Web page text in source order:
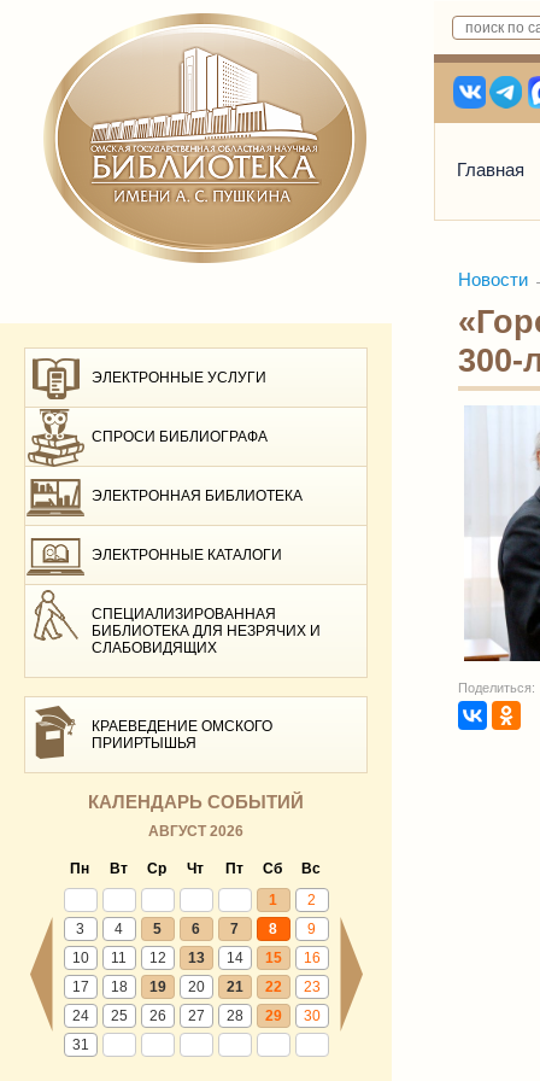
Главная
ЭЛЕКТРОННЫЕ УСЛУГИ
СПРОСИ БИБЛИОГРАФА
ЭЛЕКТРОННАЯ БИБЛИОТЕКА
ЭЛЕКТРОННЫЕ КАТАЛОГИ
СПЕЦИАЛИЗИРОВАННАЯ
БИБЛИОТЕКА ДЛЯ НЕЗРЯЧИХ И
СЛАБОВИДЯЩИХ
КРАЕВЕДЕНИЕ ОМСКОГО
ПРИИРТЫШЬЯ
КАЛЕНДАРЬ СОБЫТИЙ
АВГУСТ 2026
Пн Вт Ср Чт Пт Сб
Вс
1
2
3
4 5 6 7 8
9
10
11 12 13 14 15
16
17
18 19 20 21 22
23
24
25 26 27 28 29
30
31
Новости
300-
Поделиться: